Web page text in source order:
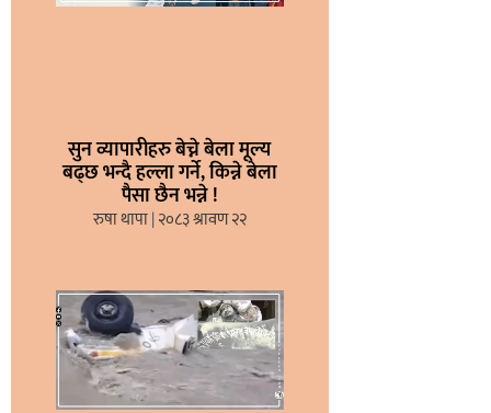
सुन व्यापारीहरु बेच्ने बेला मूल्य
बढ्छ भन्दै हल्ला गर्ने, किन्ने बेला
पैसा छैन भन्ने !
रुषा थापा २०८३ श्रावण २२